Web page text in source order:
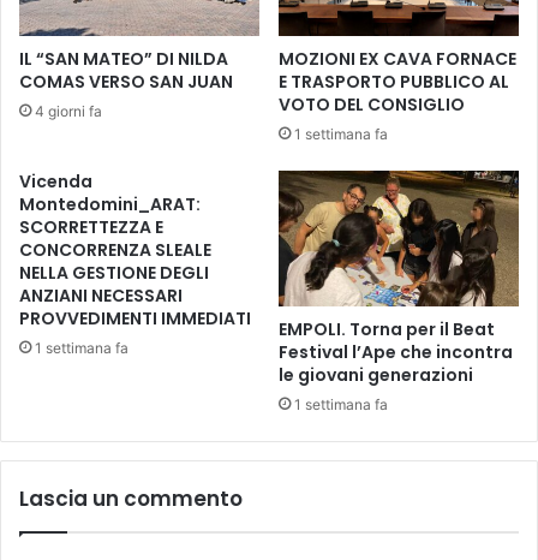
r
e
t
o
G
d
i
E
E
E
I
F
A
M
I
G
L
I
IL “SAN MATEO” DI NILDA
COMAS VERSO SAN JUAN
4 giorni fa
MOZIONI EX CAVA FORNACE
E TRASPORTO PUBBLICO AL
VOTO DEL CONSIGLIO
1 settimana fa
Vicenda
Montedomini_ARAT:
SCORRETTEZZA E
CONCORRENZA SLEALE
NELLA GESTIONE DEGLI
ANZIANI NECESSARI
PROVVEDIMENTI IMMEDIATI
1 settimana fa
EMPOLI. Torna per il Beat
Festival l’Ape che incontra
le giovani generazioni
1 settimana fa
Lascia un commento